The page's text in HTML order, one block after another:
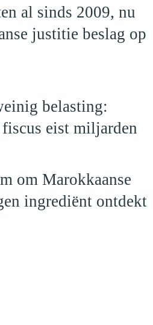
al sinds 2009, nu
justitie beslag op
belasting:
eist miljarden
om Marokkaanse
ingrediënt ontdekt